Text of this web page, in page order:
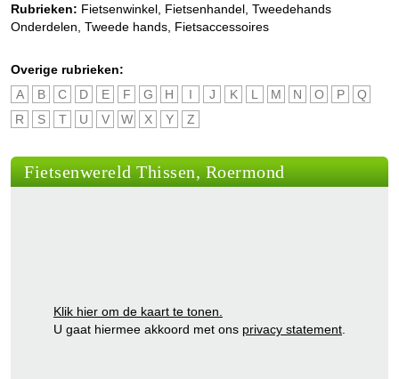
Rubrieken: Fietsenwinkel Fietsenhandel Tweedehands
Onderdelen Tweede hands Fietsaccessoires
Overige rubrieken:
A
B C D E F G H I J K L M N O P
Q
R
S T U V W X Y Z
Fietsenwereld Thissen, Roermond
Klik hier om de kaart te tonen.
U gaat hiermee akkoord met ons privacy statement